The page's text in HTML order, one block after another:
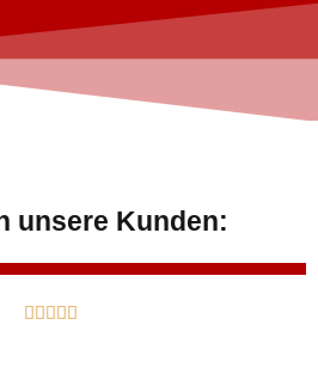
unsere Kunden:
    B